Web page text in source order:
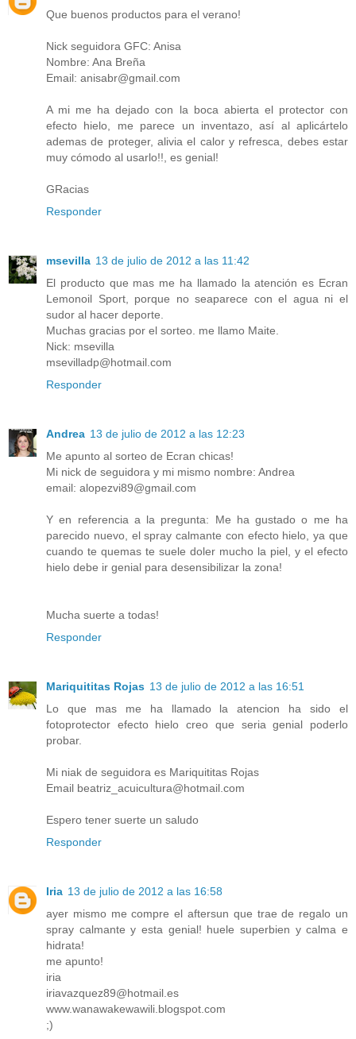
Que buenos productos para el verano!
Nick seguidora GFC: Anisa
Nombre: Ana Breña
Email: anisabr@gmail.com
A mi me ha dejado con la boca abierta el protector con
efecto hielo, me parece un inventazo, así al aplicártelo
ademas de proteger, alivia el calor y refresca, debes estar
muy cómodo al usarlo!!, es genial!
GRacias
Responder
msevilla 13 de julio de 2012 a las 11:42
El producto que mas me ha llamado la atención es Ecran
Lemonoil Sport, porque no seaparece con el agua ni el
sudor al hacer deporte.
Muchas gracias por el sorteo. me llamo Maite.
Nick: msevilla
msevilladp@hotmail.com
Responder
Andrea 13 de julio de 2012 a las 12:23
Me apunto al sorteo de Ecran chicas!
Mi nick de seguidora y mi mismo nombre: Andrea
email: alopezvi89@gmail.com
Y en referencia a la pregunta: Me ha gustado o me ha
parecido nuevo, el spray calmante con efecto hielo, ya que
cuando te quemas te suele doler mucho la piel, y el efecto
hielo debe ir genial para desensibilizar la zona!
Mucha suerte a todas!
Responder
Mariquititas Rojas 13 de julio de 2012 a las 16:51
Lo que mas me ha llamado la atencion ha sido el
fotoprotector efecto hielo creo que seria genial poderlo
probar.
Mi niak de seguidora es Mariquititas Rojas
Email beatriz_acuicultura@hotmail.com
Espero tener suerte un saludo
Responder
Iria 13 de julio de 2012 a las 16:58
ayer mismo me compre el aftersun que trae de regalo un
spray calmante y esta genial! huele superbien y calma e
hidrata!
me apunto!
iria
iriavazquez89@hotmail.es
www.wanawakewawili.blogspot.com
;)